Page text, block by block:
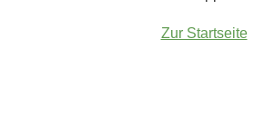
Zur Startseite